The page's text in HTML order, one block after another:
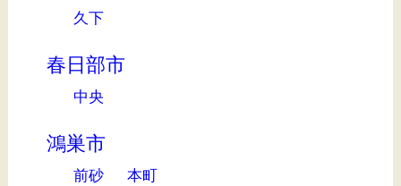
久下
春日部市
中央
鴻巣市
前砂 本町